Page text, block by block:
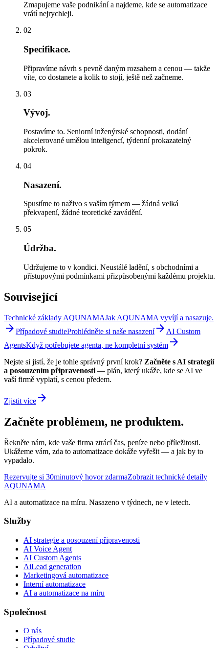
Zmapujeme vaše podnikání a najdeme, kde se automatizace
vrátí nejrychleji.
02
Specifikace.
Připravíme návrh s pevně daným rozsahem a cenou — takže
víte, co dostanete a kolik to stojí, ještě než začneme.
03
Vývoj.
Postavíme to. Seniorní inženýrské schopnosti, dodání
akcelerované umělou inteligencí, týdenní prokazatelný
pokrok.
04
Nasazení.
Spustíme to naživo s vaším týmem — žádná velká
překvapení, žádné teoretické zavádění.
05
Údržba.
Udržujeme to v kondici. Neustálé ladění, s obchodními a
přístupovými podmínkami přizpůsobenými každému projektu.
Související
Technické základy AQUNAMAJak AQUNAMA vyvíjí a nasazuje.
arrow_forward Případové studieProhlédněte si naše nasazeníarrow_forward AI Custom
AgentsKdyž potřebujete agenta, ne kompletní systém arrow_forward
Nejste si jistí, že je tohle správný první krok? Začněte s AI strategií
a posouzením připravenosti — plán, který ukáže, kde se AI ve
vaší firmě vyplatí, s cenou předem.
Zjistit více arrow_forward
Začněte problémem, ne produktem.
Řekněte nám, kde vaše firma ztrácí čas, peníze nebo příležitosti.
Ukážeme vám, zda to automatizace dokáže vyřešit — a jak by to
vypadalo.
Rezervujte si 30minutový hovor zdarmaZobrazit technické detaily
AQUNAMA
AI a automatizace na míru. Nasazeno v týdnech, ne v letech.
Služby
AI strategie a posouzení připravenosti
AI Voice Agent
AI Custom Agents
AiLead generation
Marketingová automatizace
Interní automatizace
AI a automatizace na míru
Společnost
O nás
Případové studie